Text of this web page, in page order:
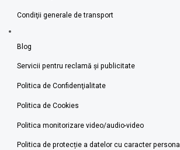
Condiţii generale de transport
Blog
Servicii pentru reclamă și publicitate
Politica de Confidenţialitate
Politica de Cookies
Politica monitorizare video/audio-video
Politica de protecție a datelor cu caracter personal